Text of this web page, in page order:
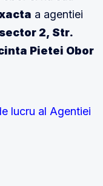
a agentiei
sector 2, Str.
Pietei Obor
lucru al Agentiei